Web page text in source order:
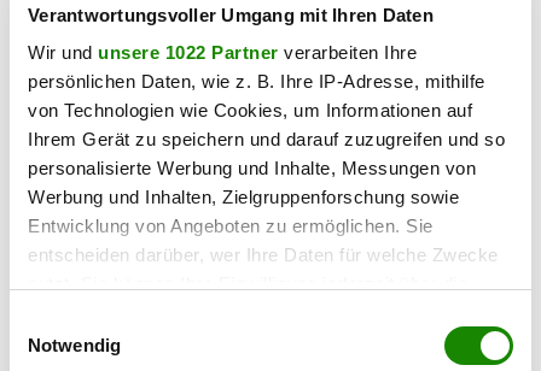
Verantwortungsvoller Umgang mit Ihren Daten
Wir und unsere 1022 Partner verarbeiten Ihre
persönlichen Daten, wie z. B. Ihre IP-Adresse, mithilfe
von Technologien wie Cookies, um Informationen auf
Ihrem Gerät zu speichern und darauf zuzugreifen und so
personalisierte Werbung und Inhalte, Messungen von
Werbung und Inhalten, Zielgruppenforschung sowie
Entwicklung von Angeboten zu ermöglichen. Sie
entscheiden darüber, wer Ihre Daten für welche Zwecke
Trigger Symbol ändern oder widerrufen
Notwendig
2371 Hinterbrühl
Hinterbrühl